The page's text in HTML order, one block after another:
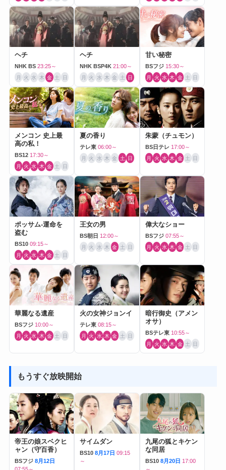
ヘチ
NHK BS 23:25～
月 火 水 木 金 土 日
ヘチ
NHK BSP4K 21:00～
月 火 水 木 金 土 日
甘い秘密
BSフジ 15:30～
月 火 水 木 金 土 日
メンコン 史上最
高の私！
BS12 17:30～
月 火 水 木 金 土 日
夏の香り
テレ東 06:00～
月 火 水 木 金 土 日
朱蒙（チュモン）
BS日テレ 17:00～
月 火 水 木 金 土 日
ポッサム-運命を
盗む
BS10 09:15～
月 火 水 木 金 土 日
王女の男
BS朝日 12:00～
月 火 水 木 金 土 日
偉大なショー
BSフジ 07:55～
月 火 水 木 金 土 日
華麗なる遺産
BSフジ 10:00～
月 火 水 木 金 土 日
火の女神ジョンイ
テレ東 08:15～
月 火 水 木 金 土 日
暗行御史（アメン
オサ）
BSテレ東 10:55～
月 火 水 木 金 土 日
もうすぐ放映開始
帝王の娘スベクヒ
ャン（守百香）
BSフジ 8月12日
サイムダン
BS10 8月17日 09:15
～
九尾の狐とキケン
な同居
BS10 8月20日 17:00